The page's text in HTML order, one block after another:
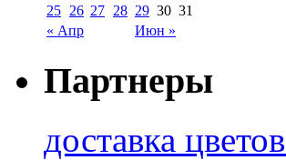
« Апр Июн »
25 26 27 28 29 30 31
Партнеры
доставка